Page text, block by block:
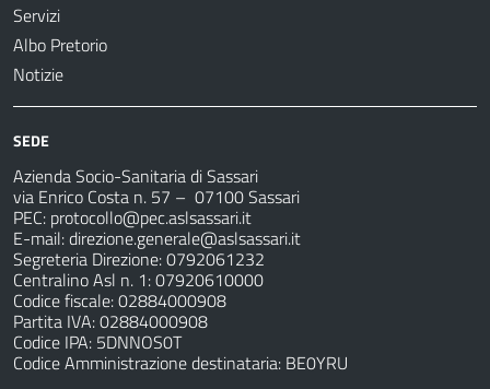
Servizi
Albo Pretorio
Notizie
SEDE
Azienda Socio-Sanitaria di Sassari
via Enrico Costa n. 57 – 07100 Sassari
PEC: protocollo@pec.aslsassari.it
E-mail:direzione.generale@aslsassari.it
Segreteria Direzione: 0792061232
Centralino Asl n. 1: 07920610000
Codice fiscale: 02884000908
Partita IVA: 02884000908
Codice IPA: 5DNNOS0T
Codice Amministrazione destinataria: BE0YRU